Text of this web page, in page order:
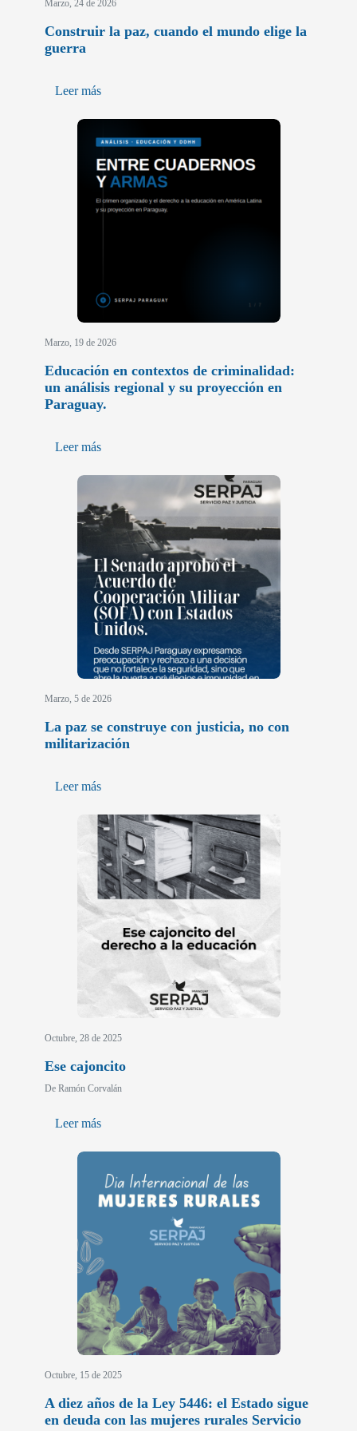
Marzo, 24 de 2026
Construir la paz, cuando el mundo elige la
guerra
Leer más
Marzo, 19 de 2026
Educación en contextos de criminalidad:
un análisis regional y su proyección en
Paraguay.
Leer más
Marzo, 5 de 2026
La paz se construye con justicia, no con
militarización
Leer más
Octubre, 28 de 2025
Ese cajoncito
De Ramón Corvalán
Leer más
Octubre, 15 de 2025
A diez años de la Ley 5446: el Estado sigue
en deuda con las mujeres rurales Servicio